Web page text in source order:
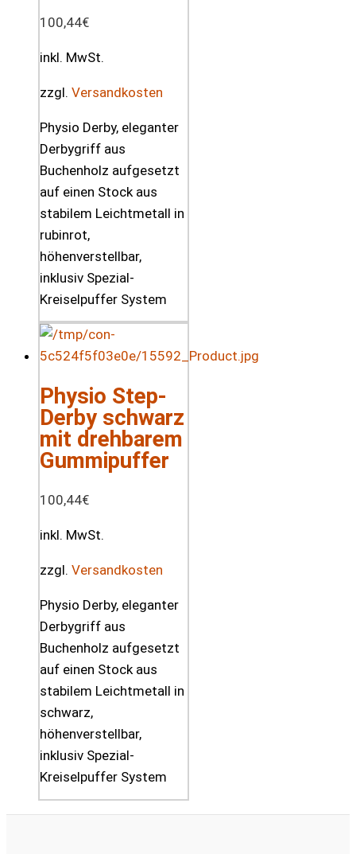
100,44€
inkl. MwSt.
zzgl. Versandkosten
Physio Derby, eleganter
Derbygriff aus
Buchenholz aufgesetzt
auf einen Stock aus
stabilem Leichtmetall in
rubinrot,
höhenverstellbar,
inklusiv Spezial-
Kreiselpuffer System
Physio Step-
Derby schwarz
mit drehbarem
Gummipuffer
100,44€
inkl. MwSt.
zzgl. Versandkosten
Physio Derby, eleganter
Derbygriff aus
Buchenholz aufgesetzt
auf einen Stock aus
stabilem Leichtmetall in
schwarz,
höhenverstellbar,
inklusiv Spezial-
Kreiselpuffer System